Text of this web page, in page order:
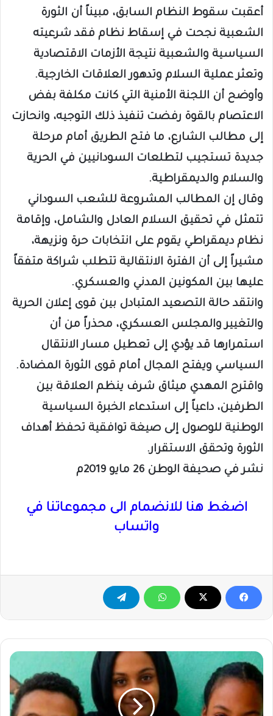
أعقبت سقوط النظام السابق، مبيناً أن الثورة
الشعبية نجحت في إسقاط نظام فقد شرعيته
السياسية والشعبية نتيجة الأزمات الاقتصادية
وتعثر عملية السلام وتدهور العلاقات الخارجية.
وأوضح أن اللجنة الأمنية التي كانت مكلفة بفض
الاعتصام بالقوة رفضت تنفيذ ذلك التوجيه، وانحازت
إلى مطالب الشارع، ما فتح الطريق أمام مرحلة
جديدة تستجيب لتطلعات السودانيين في الحرية
والسلام والديمقراطية.
وقال إن المطالب المشروعة للشعب السوداني
تتمثل في تحقيق السلام العادل والشامل، وإقامة
نظام ديمقراطي يقوم على انتخابات حرة ونزيهة،
مشيراً إلى أن الفترة الانتقالية تتطلب شراكة متفقاً
عليها بين المكونين المدني والعسكري.
وانتقد حالة التصعيد المتبادل بين قوى إعلان الحرية
والتغيير والمجلس العسكري، محذراً من أن
استمرارها قد يؤدي إلى تعطيل مسار الانتقال
السياسي ويفتح المجال أمام قوى الثورة المضادة.
واقترح المهدي ميثاق شرف ينظم العلاقة بين
الطرفين، داعياً إلى استدعاء الخبرة السياسية
الوطنية للوصول إلى صيغة توافقية تحفظ أهداف
الثورة وتحقق الاستقرار.
نشر في صحيفة الوطن 26 مايو 2019م
اضغط هنا للانضمام الى مجموعاتنا في
واتساب
عوض
أحمد
عمر
..
يكتب